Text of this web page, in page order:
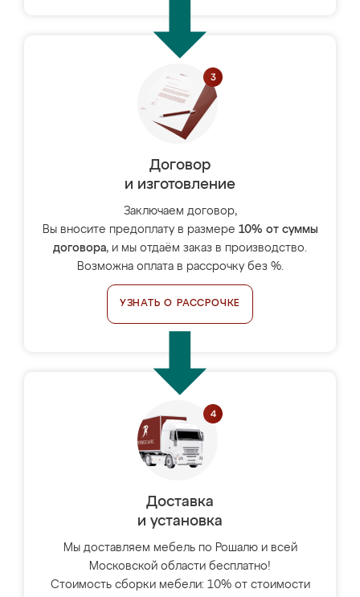
Договор
и изготовление
Заключаем договор,
Вы вносите предоплату в размере 10% от суммы
договора, и мы отдаём заказ в производство.
Возможна оплата в рассрочку без %.
УЗНАТЬ О РАССРОЧКЕ
Доставка
и установка
Мы доставляем мебель по Рошалю и всей
Московской области бесплатно!
Стоимость сборки мебели: 10% от стоимости